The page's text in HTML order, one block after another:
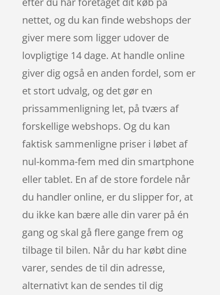
nettet, og du kan finde webshops der
giver mere som ligger udover de
lovpligtige 14 dage. At handle online
giver dig også en anden fordel, som er
et stort udvalg, og det gør en
prissammenligning let, på tværs af
forskellige webshops. Og du kan
faktisk sammenligne priser i løbet af
nul-komma-fem med din smartphone
eller tablet. En af de store fordele når
du handler online, er du slipper for, at
du ikke kan bære alle din varer på én
gang og skal gå flere gange frem og
tilbage til bilen. Når du har købt dine
varer, sendes de til din adresse,
alternativt kan de sendes til dig